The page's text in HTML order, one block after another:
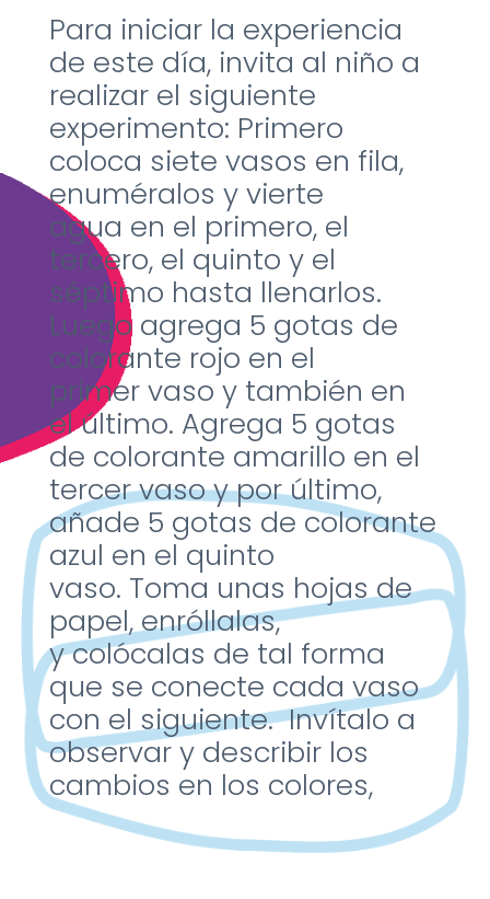
Para iniciar la experiencia
de este día, invita al niño a
realizar el siguiente
experimento: Primero
coloca siete vasos en fila,
enuméralos y vierte
agua en el primero, el
tercero, el quinto y el
séptimo hasta llenarlos.
Luego agrega 5 gotas de
colorante rojo en el
primervaso y también en
elúltimo. Agrega 5 gotas
de colorante amarillo en el
tercervasoypor último,
añade 5 gotas de colorante
azul en el quinto
vaso. Toma unas hojasde
papel, enróllalas,
ycolócalas de tal forma
que se conecte cada vaso
con elsiguiente. Invítalo a
observar y describir los
cambios en los colores,